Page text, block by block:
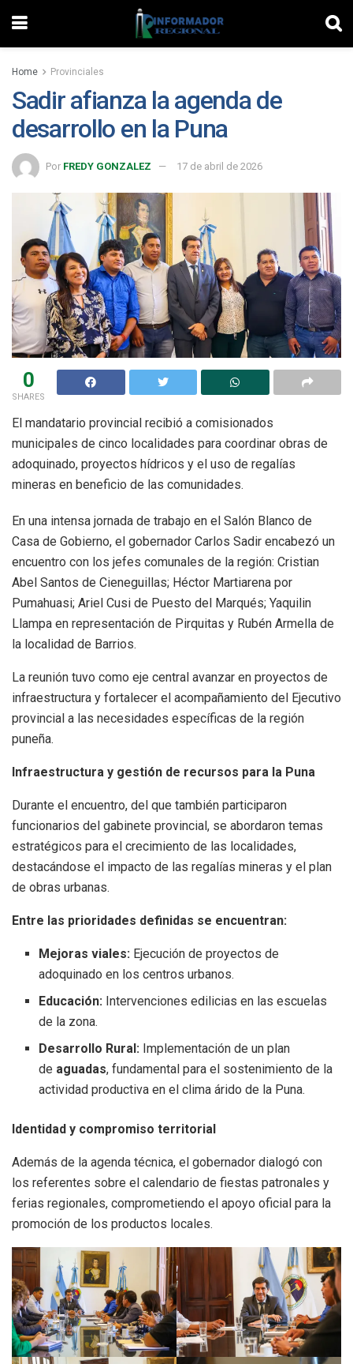
Home Provinciales
Sadir afianza la agenda de
desarrollo en la Puna
Por FREDY GONZALEZ 17 de abril de 2026
0
SHARES
El mandatario provincial recibió a comisionados
municipales de cinco localidades para coordinar obras de
adoquinado, proyectos hídricos y el uso de regalías
mineras en beneficio de las comunidades.
En una intensa jornada de trabajo en el Salón Blanco de
Casa de Gobierno, el gobernador Carlos Sadir encabezó un
encuentro con los jefes comunales de la región: Cristian
Abel Santos de Cieneguillas; Héctor Martiarena por
Pumahuasi; Ariel Cusi de Puesto del Marqués; Yaquilin
Llampa en representación de Pirquitas y Rubén Armella de
la localidad de Barrios.
La reunión tuvo como eje central avanzar en proyectos de
infraestructura y fortalecer el acompañamiento del Ejecutivo
provincial a las necesidades específicas de la región
puneña.
Infraestructura y gestión de recursos para la Puna
Durante el encuentro, del que también participaron
funcionarios del gabinete provincial, se abordaron temas
estratégicos para el crecimiento de las localidades,
destacándose el impacto de las regalías mineras y el plan
de obras urbanas.
Entre las prioridades definidas se encuentran:
Mejoras viales: Ejecución de proyectos de
adoquinado en los centros urbanos.
Educación: Intervenciones edilicias en las escuelas
de la zona.
Desarrollo Rural: Implementación de un plan
de aguadas, fundamental para el sostenimiento de la
actividad productiva en el clima árido de la Puna.
Identidad y compromiso territorial
Además de la agenda técnica, el gobernador dialogó con
los referentes sobre el calendario de fiestas patronales y
ferias regionales, comprometiendo el apoyo oficial para la
promoción de los productos locales.